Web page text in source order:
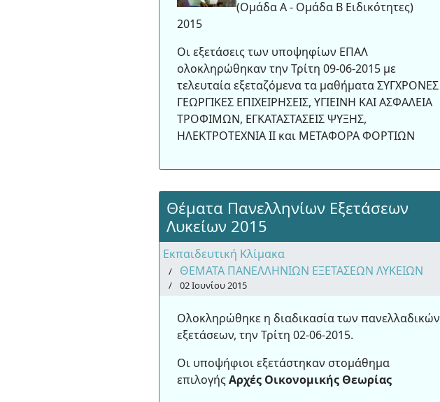
(Ομάδα Α - Ομάδα Β Ειδικότητες)
2015
Οι εξετάσεις των υποψηφίων ΕΠΑΛ
ολοκληρώθηκαν την Τρίτη 09-06-2015 με
τελευταία εξεταζόμενα τα μαθήματα ΣΥΓΧΡΟΝΕΣ
ΓΕΩΡΓΙΚΕΣ ΕΠΙΧΕΙΡΗΣΕΙΣ, ΥΓΙΕΙΝΗ ΚΑΙ ΑΣΦΑΛΕΙΑ
ΤΡΟΦΙΜΩΝ, ΕΓΚΑΤΑΣΤΑΣΕΙΣ ΨΥΞΗΣ,
ΗΛΕΚΤΡΟΤΕΧΝΙΑ ΙΙ και ΜΕΤΑΦΟΡΑ ΦΟΡΤΙΩΝ
Θέματα Πανελληνίων Εξετάσεων
Λυκείων 2015
Εκπαιδευτική Κλίμακα
ΘΕΜΑΤΑ ΠΑΝΕΛΛΗΝΙΩΝ ΕΞΕΤΑΣΕΩΝ ΛΥΚΕΙΩΝ
02 Ιουνίου 2015
Ολοκληρώθηκε η διαδικασία των πανελλαδικών
εξετάσεων, την Τρίτη 02-06-2015.
Οι υποψήφιοι εξετάστηκαν στομάθημα
επιλογήςΑρχές Οικονομικής Θεωρίας